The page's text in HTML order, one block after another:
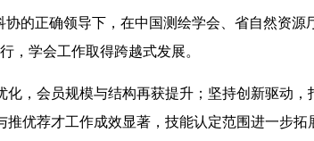
协的正确领导下，在中国测绘学会、省自然资
，学会工作取得跨越式发展。
，会员规模与结构再获提升；坚持创新驱动
优荐才工作成效显著，技能认定范围进一步